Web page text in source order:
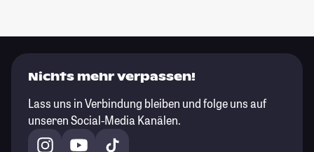
Nichts mehr verpassen!
Lass uns in Verbindung bleiben und folge uns auf
unseren Social-Media Kanälen.